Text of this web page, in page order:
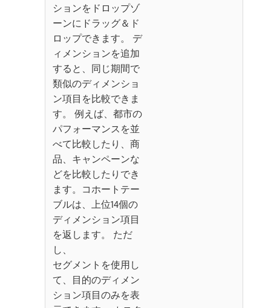
ションをドロップゾ
ーンにドラッグ＆ド
ロップできます。 デ
ィメンションを追加
すると、同じ期間で
類似のディメンショ
ン項目を比較できま
す。 例えば、都市の
パフォーマンスを並
べて比較したり、商
品、キャンペーンな
どを比較したりでき
ます。コホートテー
ブルは、上位14個の
ディメンション項目
を返します。 ただ
し、
セグメントを使用し
て、目的のディメン
ション項目のみを表